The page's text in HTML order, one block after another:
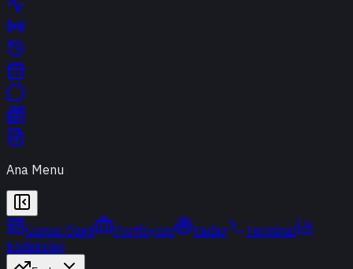
Ana Menu
Günün Özeti Portföyüm Radar
Terminal
Endeksler